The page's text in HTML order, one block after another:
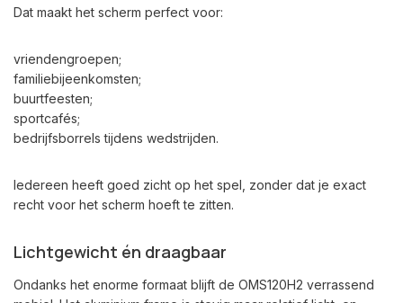
Dat maakt het scherm perfect voor:
vriendengroepen;
familiebijeenkomsten;
buurtfeesten;
sportcafés;
bedrijfsborrels tijdens wedstrijden.
Iedereen heeft goed zicht op het spel, zonder dat je exact
recht voor het scherm hoeft te zitten.
Lichtgewicht én draagbaar
Ondanks het enorme formaat blijft de OMS120H2 verrassend